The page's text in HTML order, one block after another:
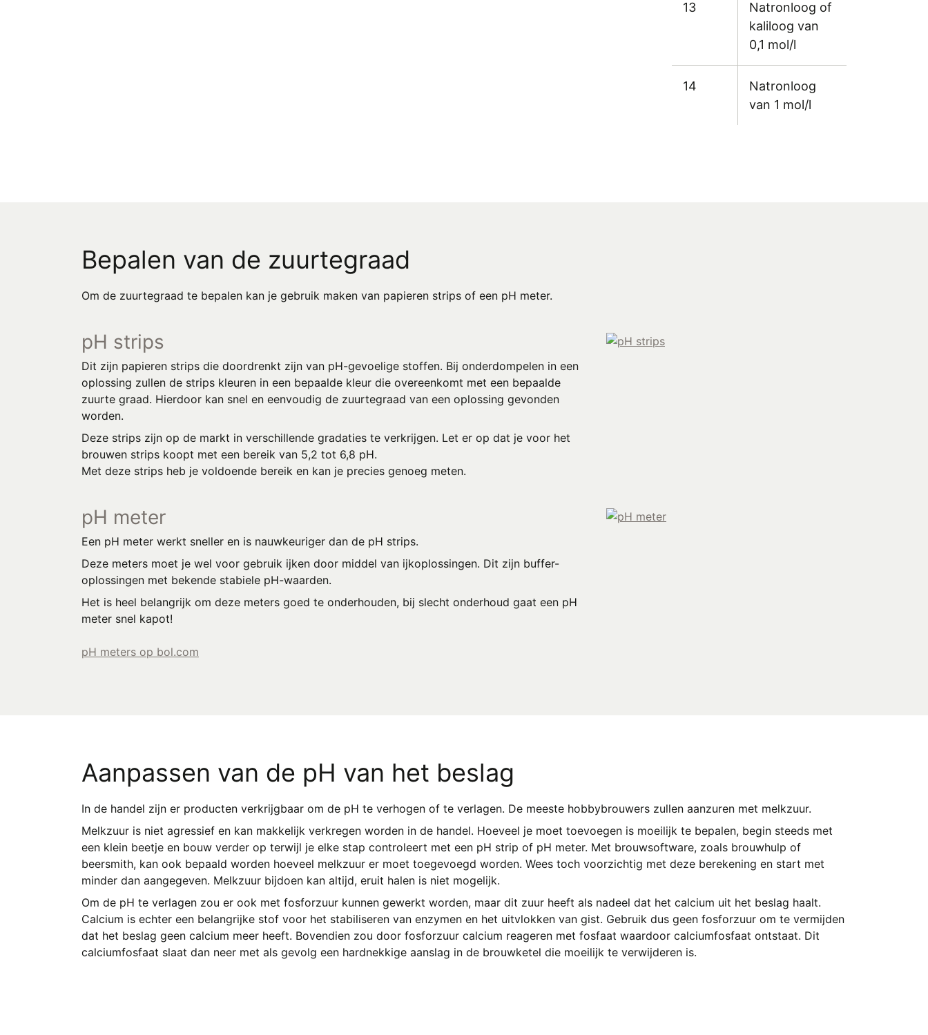
13
Natronloog of
kaliloog van
0,1 mol/l
14
Natronloog
van 1 mol/l
Bepalen van de zuurtegraad
Om de zuurtegraad te bepalen kan je gebruik maken van papieren strips of een pH meter.
pH strips
Dit zijn papieren strips die doordrenkt zijn van pH-gevoelige stoffen. Bij onderdompelen in een
oplossing zullen de strips kleuren in een bepaalde kleur die overeenkomt met een bepaalde
zuurte graad. Hierdoor kan snel en eenvoudig de zuurtegraad van een oplossing gevonden
worden.
Deze strips zijn op de markt in verschillende gradaties te verkrijgen. Let er op dat je voor het
brouwen strips koopt met een bereik van 5,2 tot 6,8 pH.
Met deze strips heb je voldoende bereik en kan je precies genoeg meten.
pH meter
Een pH meter werkt sneller en is nauwkeuriger dan de pH strips.
Deze meters moet je wel voor gebruik ijken door middel van ijkoplossingen. Dit zijn buffer-
oplossingen met bekende stabiele pH-waarden.
Het is heel belangrijk om deze meters goed te onderhouden, bij slecht onderhoud gaat een pH
meter snel kapot!
pH meters op bol.com
Aanpassen van de pH van het beslag
In de handel zijn er producten verkrijgbaar om de pH te verhogen of te verlagen. De meeste hobbybrouwers zullen aanzuren met melkzuur.
Melkzuur is niet agressief en kan makkelijk verkregen worden in de handel. Hoeveel je moet toevoegen is moeilijk te bepalen, begin steeds met
een klein beetje en bouw verder op terwijl je elke stap controleert met een pH strip of pH meter. Met brouwsoftware, zoals brouwhulp of
beersmith, kan ook bepaald worden hoeveel melkzuur er moet toegevoegd worden. Wees toch voorzichtig met deze berekening en start met
minder dan aangegeven. Melkzuur bijdoen kan altijd, eruit halen is niet mogelijk.
Om de pH te verlagen zou er ook met fosforzuur kunnen gewerkt worden, maar dit zuur heeft als nadeel dat het calcium uit het beslag haalt.
Calcium is echter een belangrijke stof voor het stabiliseren van enzymen en het uitvlokken van gist. Gebruik dus geen fosforzuur om te vermijden
dat het beslag geen calcium meer heeft. Bovendien zou door fosforzuur calcium reageren met fosfaat waardoor calciumfosfaat ontstaat. Dit
calciumfosfaat slaat dan neer met als gevolg een hardnekkige aanslag in de brouwketel die moeilijk te verwijderen is.